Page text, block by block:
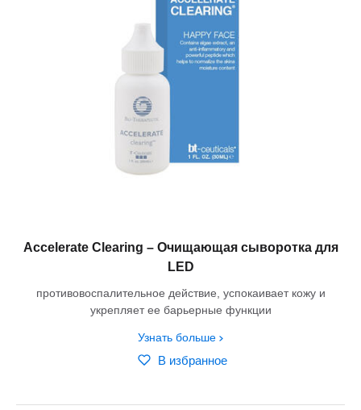
Accelerate Clearing – Очищающая сыворотка для
LED
противовоспалительное действие, успокаивает кожу и
укрепляет ее барьерные функции
Узнать больше
В избранное